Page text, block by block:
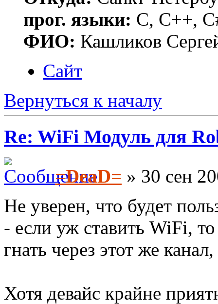
прог. языки: C, C++,
ФИО: Кашликов
Сайт
Вернуться к началу
Re: WiFi Модуль для
=DeaD= » 30 сен
Не уверен, что будет
- если уж ставить WiFi,
гнать через этот же
Хотя девайс крайне